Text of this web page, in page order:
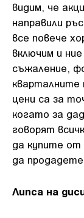
видим, че
направили
все повече
включим и
съжаление,
кварталните
цени са за
когато за
говорят
да купите от
да
Липса на